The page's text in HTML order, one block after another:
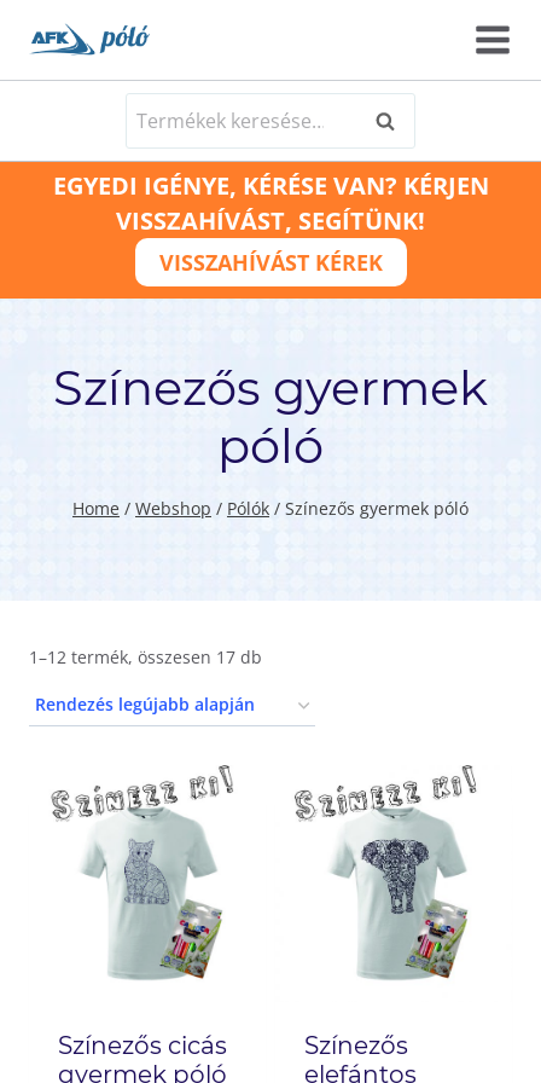
Keresés
a
következőre:
Keresés
EGYEDI IGÉNYE, KÉRÉSE VAN? KÉRJEN
VISSZAHÍVÁST, SEGÍTÜNK!
VISSZAHÍVÁST KÉREK
Színezős gyermek
póló
Home / Webshop / Pólók / Színezős gyermek póló
1–12 termék, összesen 17 db
Színezős cicás
gyermek póló
Színezős
elefántos